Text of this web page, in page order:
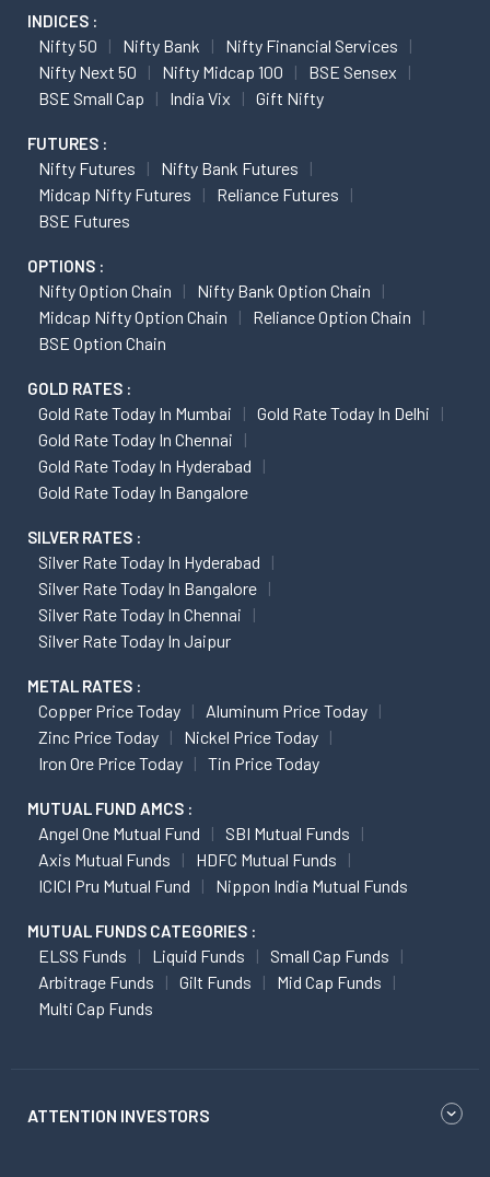
INDICES :
Nifty 50 Nifty Bank
Nifty Financial Services
Nifty Next 50
Nifty Midcap 100
BSE Sensex
BSE Small Cap
India Vix Gift Nifty
FUTURES :
Nifty Futures
Nifty Bank Futures
Midcap Nifty Futures
Reliance Futures
BSE Futures
OPTIONS :
Nifty Option Chain
Nifty Bank Option Chain
Midcap Nifty Option Chain
Reliance Option Chain
BSE Option Chain
GOLD RATES :
Gold Rate Today In Mumbai
Gold Rate Today In Delhi
Gold Rate Today In Chennai
Gold Rate Today In Hyderabad
Gold Rate Today In Bangalore
SILVER RATES :
Silver Rate Today In Hyderabad
Silver Rate Today In Bangalore
Silver Rate Today In Chennai
Silver Rate Today In Jaipur
METAL RATES :
Copper Price Today
Aluminum Price Today
Zinc Price Today
Nickel Price Today
Iron Ore Price Today
Tin Price Today
MUTUAL FUND AMCS :
Angel One Mutual Fund
SBI Mutual Funds
Axis Mutual Funds
HDFC Mutual Funds
ICICI Pru Mutual Fund
Nippon India Mutual Funds
MUTUAL FUNDS CATEGORIES :
ELSS Funds Liquid Funds
Small Cap Funds
Arbitrage Funds
Gilt Funds
Mid Cap Funds
Multi Cap Funds
ATTENTION INVESTORS